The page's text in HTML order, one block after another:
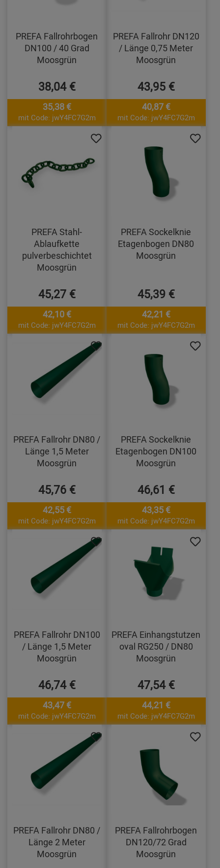
PREFA Fallrohrbogen
DN100 / 40 Grad
Moosgrün
38,04 €
35,38 €
mit Code: jwY4FC7G2m
PREFA Fallrohr DN120
/ Länge 0,75 Meter
Moosgrün
43,95 €
40,87 €
mit Code: jwY4FC7G2m
PREFA Stahl-
Ablaufkette
pulverbeschichtet
Moosgrün
45,27 €
42,10 €
mit Code: jwY4FC7G2m
PREFA Sockelknie
Etagenbogen DN80
Moosgrün
45,39 €
42,21 €
mit Code: jwY4FC7G2m
PREFA Fallrohr DN80 /
Länge 1,5 Meter
Moosgrün
45,76 €
42,55 €
mit Code: jwY4FC7G2m
PREFA Sockelknie
Etagenbogen DN100
Moosgrün
46,61 €
43,35 €
mit Code: jwY4FC7G2m
PREFA Fallrohr DN100
/ Länge 1,5 Meter
Moosgrün
46,74 €
43,47 €
mit Code: jwY4FC7G2m
PREFA Einhangstutzen
oval RG250 / DN80
Moosgrün
47,54 €
44,21 €
mit Code: jwY4FC7G2m
PREFA Fallrohr DN80 /
Länge 2 Meter
Moosgrün
PREFA Fallrohrbogen
DN120/72 Grad
Moosgrün